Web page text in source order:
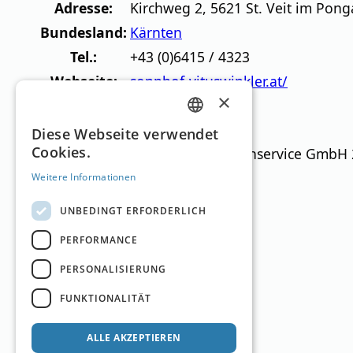
Adresse:
Kirchweg 2, 5621 St. Veit im
Bundesland: Kärnten
Tel.:
+43 (0)6415 / 4323
Webseite:
sonnhof-vituswinkler.at/
„Sonnhof – Vitus Cooking“ jetzt kontaktieren
Ski Guide Austria © MN Anzeigenservice GmbH
GERMAN
×
Diese Webseite verwendet
Cookies.
Weitere Informationen
UNBEDINGT ERFORDERLICH
PERFORMANCE
PERSONALISIERUNG
FUNKTIONALITÄT
ALLE AKZEPTIEREN